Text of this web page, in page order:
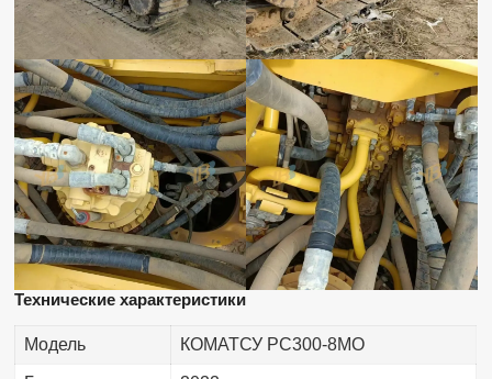
Технические характеристики
Модель КОМАТСУ PC300-8МО